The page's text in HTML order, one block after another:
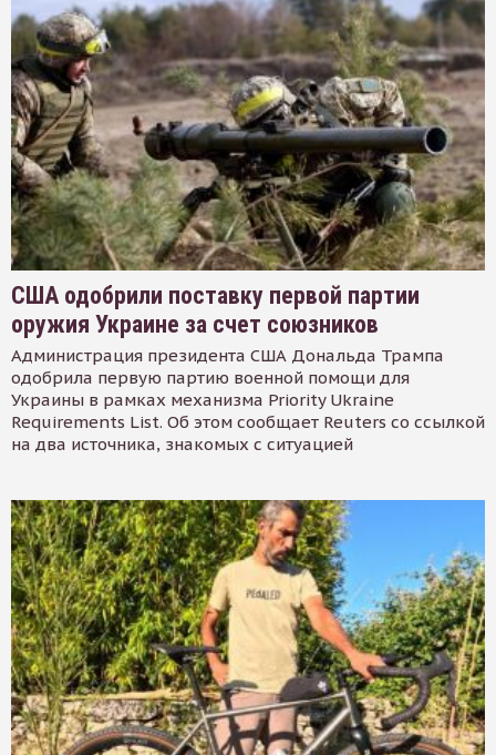
США одобрили поставку первой партии
оружия Украине за счет союзников
Администрация президента США Дональда Трампа
одобрила первую партию военной помощи для
Украины в рамках механизма Priority Ukraine
Requirements List. Об этом сообщает Reuters со ссылкой
на два источника, знакомых с ситуацией